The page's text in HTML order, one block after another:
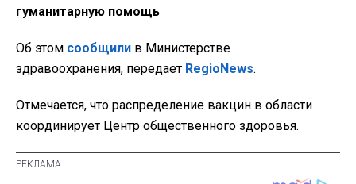
гуманитарную помощь
Об этом сообщили в Министерстве
здравоохранения, передает RegioNews.
Отмечается, что распределение вакцин в области
координирует Центр общественного здоровья.